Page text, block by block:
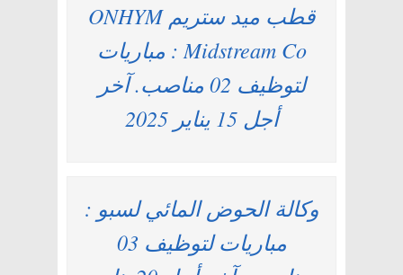
قطب ميد ستريم ONHYM
Midstream Co : مباريات
لتوظيف 02 مناصب. آخر
أجل 15 يناير 2025
وكالة الحوض المائي لسبو :
مباريات لتوظيف 03